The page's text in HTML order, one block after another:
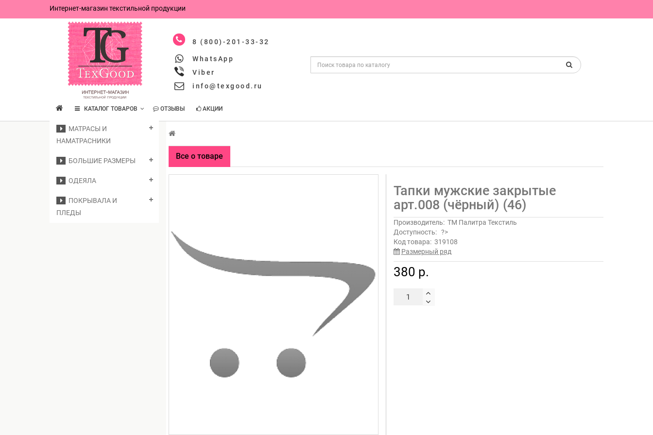
Интернет-магазин текстильной продукции
8 (800)-201-33-32
WhatsApp
Viber
info@texgood.ru
КАТАЛОГ ТОВАРОВ ОТЗЫВЫ АКЦИИ
МАТРАСЫ И
НАМАТРАСНИКИ
БОЛЬШИЕ РАЗМЕРЫ
ОДЕЯЛА
ПОКРЫВАЛА И
ПЛЕДЫ
Все о товаре
Тапки мужские закрытые
арт.008 (чёрный) (46)
Производитель: ТМ Палитра Текстиль
Доступность: ?>
Код товара: 319108
Размерный ряд
380 р.